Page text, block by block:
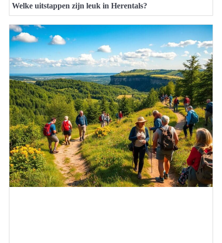
Welke uitstappen zijn leuk in Herentals?